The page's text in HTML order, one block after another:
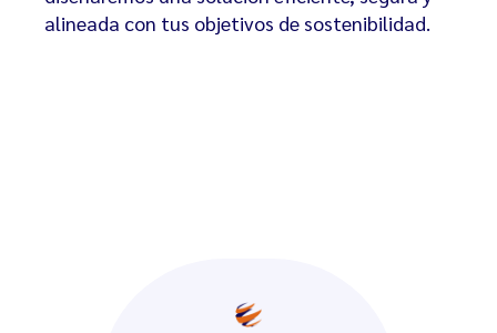
alineada con tus objetivos de sostenibilidad.